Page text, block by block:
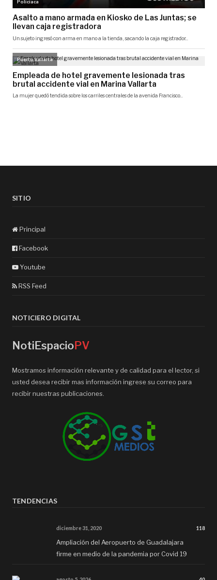
SITIO
Principal
Facebook
Youtube
RSS Feed
NOTICIERO DIGITAL
NotiEspacioPV
Mostramos información relevante y de calidad para el lector, si
usted desea recibir mas información ingrese su correo para
recibir nuestras publicaciones.
TENDENCIAS
diciembre 31, 2020 118
Ampliación del Aeropuerto de Guadalajara
firme en medio de la pandemia por Covid 19